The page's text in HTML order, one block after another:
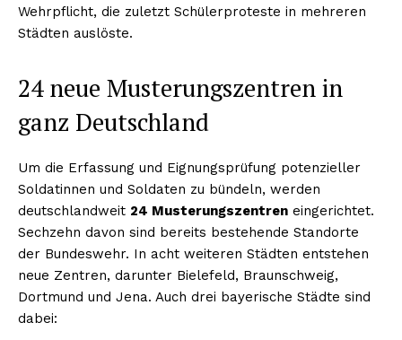
Wehrpflicht, die zuletzt Schülerproteste in mehreren
Städten auslöste.
24 neue Musterungszentren in
ganz Deutschland
Um die Erfassung und Eignungsprüfung potenzieller
Soldatinnen und Soldaten zu bündeln, werden
deutschlandweit 24 Musterungszentren eingerichtet.
Sechzehn davon sind bereits bestehende Standorte
der Bundeswehr. In acht weiteren Städten entstehen
neue Zentren, darunter Bielefeld, Braunschweig,
Dortmund und Jena. Auch drei bayerische Städte sind
dabei: